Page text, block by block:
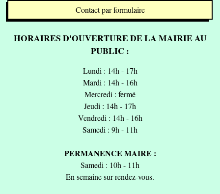
Contact par formulaire
HORAIRES D'OUVERTURE DE LA MAIRIE AU
PUBLIC :
Lundi : 14h - 17h
Mardi : 14h - 16h
Mercredi : fermé
Jeudi : 14h - 17h
Vendredi : 14h - 16h
Samedi : 9h - 11h
PERMANENCE MAIRE :
Samedi : 10h - 11h
En semaine sur rendez-vous.